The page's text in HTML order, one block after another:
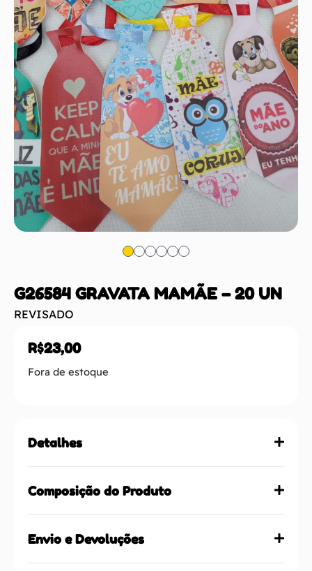
G26584 GRAVATA MAMÃE – 20 UN
REVISADO
R$23,00
Fora de estoque
Detalhes
Composição do Produto
Envio e Devoluções